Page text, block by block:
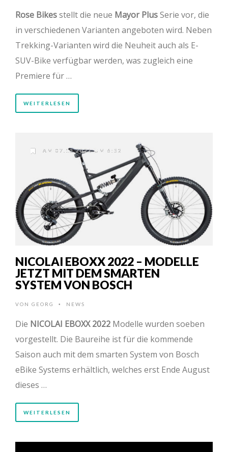
Rose Bikesstellt die neue Mayor PlusSerie vor, die
in verschiedenen Varianten angeboten wird. Neben
Trekking-Varianten wird die Neuheit auch als E-
SUV-Bike verfügbar werden, was zugleich eine
Premiere für …
WEITERLESEN
AM 07.12.2021 UM 6:52
NICOLAI EBOXX 2022 – MODELLE
JETZT MIT DEM SMARTEN
SYSTEM VON BOSCH
VON GEORG • NEWS
Die NICOLAI EBOXX 2022 Modelle wurden soeben
vorgestellt. Die Baureihe ist für die kommende
Saison auch mit dem smarten System von Bosch
eBike Systems erhältlich, welches erst Ende August
dieses …
WEITERLESEN